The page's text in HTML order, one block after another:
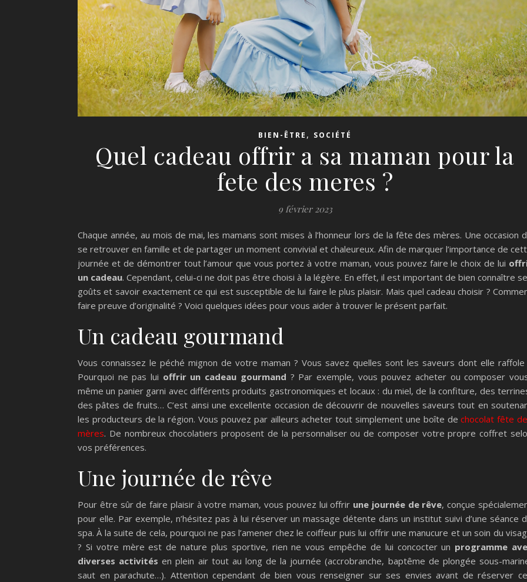
BIEN-ÊTRE , SOCIÉTÉ
Quel cadeau offrir a sa maman pour la
fete des meres ?
9 février 2023
Chaque année, au mois de mai, les mamans sont mises à l’honneur lors de la fête des mères. Une occasion
se retrouver en famille et de partager un moment convivial et chaleureux. Afin de marquer l’importance de
journée et de démontrer tout l’amour que vous portez à votre maman, vous pouvez faire le choix de lui
un cadeau. Cependant, celui-ci ne doit pas être choisi à la légère. En effet, il est important de bien connaître
goûts et savoir exactement ce qui est susceptible de lui faire le plus plaisir. Mais quel cadeau choisir ?
faire preuve d’originalité ? Voici quelques idées pour vous aider à trouver le présent parfait.
Un cadeau gourmand
Vous connaissez le péché mignon de votre maman ? Vous savez quelles sont les saveurs dont elle raffole
Pourquoi ne pas lui offrir un cadeau gourmand ? Par exemple, vous pouvez acheter ou composer
même un panier garni avec différents produits gastronomiques et locaux : du miel, de la confiture, des
des pâtes de fruits… C’est ainsi une excellente occasion de découvrir de nouvelles saveurs tout en
les producteurs de la région. Vous pouvez par ailleurs acheter tout simplement une boîte dechocolat fête
mères. De nombreux chocolatiers proposent de la personnaliser ou de composer votre propre coffret
vos préférences.
Une journée de rêve
Pour être sûr de faire plaisir à votre maman, vous pouvez lui offrir une journée de rêve, conçue
pour elle. Par exemple, n’hésitez pas à lui réserver un massage détente dans un institut suivi d’une séance
spa. À la suite de cela, pourquoi ne pas l’amener chez le coiffeur puis lui offrir une manucure et un soin du
? Si votre mère est de nature plus sportive, rien ne vous empêche de lui concocter un programme
diverses activités en plein air tout au long de la journée (accrobranche, baptême de plongée sous-
saut en parachute…). Attention cependant de bien vous renseigner sur ses envies avant de réserver